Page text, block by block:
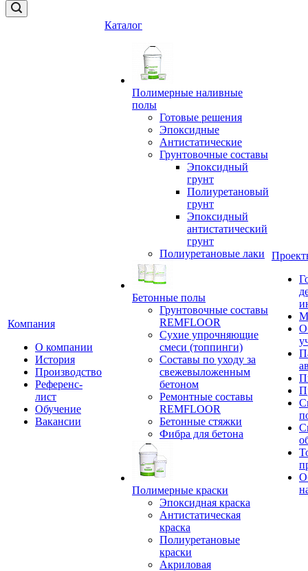
Компания
О компании
История
Производство
Референс-
лист
Обучение
Вакансии
Каталог
Полимерные наливные
полы
Готовые решения
Эпоксидные
Антистатические
Грунтовочные составы
Эпоксидный
грунт
Полиуретановый
грунт
Эпоксидный
антистатический
грунт
Полиуретановые лаки
Бетонные полы
Грунтовочные составы
REMFLOOR
Сухие упрочняющие
смеси (топпинги)
Составы по уходу за
свежевыложенным
бетоном
Ремонтные составы
REMFLOOR
Бетонные стяжки
Фибра для бетона
Полимерные краски
Эпоксидная краска
Антистатическая
краска
Полиуретановые
краски
Акриловая